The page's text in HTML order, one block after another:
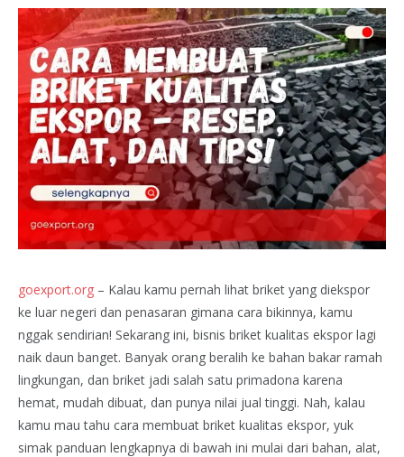
goexport.org – Kalau kamu pernah lihat briket yang diekspor
ke luar negeri dan penasaran gimana cara bikinnya, kamu
nggak sendirian! Sekarang ini, bisnis briket kualitas ekspor lagi
naik daun banget. Banyak orang beralih ke bahan bakar ramah
lingkungan, dan briket jadi salah satu primadona karena
hemat, mudah dibuat, dan punya nilai jual tinggi. Nah, kalau
kamu mau tahu cara membuat briket kualitas ekspor, yuk
simak panduan lengkapnya di bawah ini mulai dari bahan, alat,